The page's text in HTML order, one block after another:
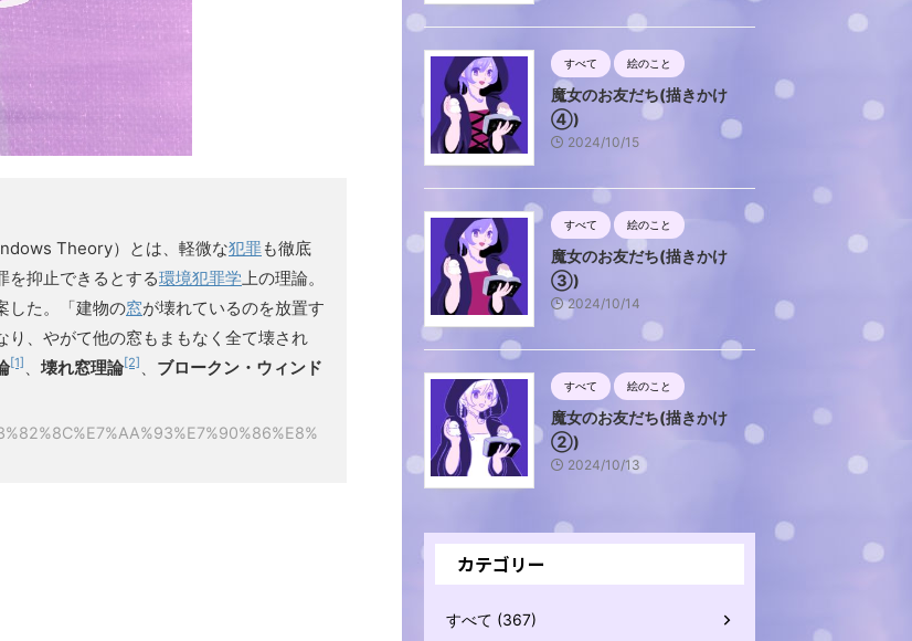
Theory）とは、軽微な犯罪も徹底
を抑止できるとする環境犯罪学上の理論。
した。「建物の窓が壊れているのを放置す
り、やがて他の窓もまもなく全て壊され
[1] 、 壊れ窓理論[2] 、 ブロークン・ウィンド
すべて 絵のこと
魔女のお友だち(描きかけ
④)
2024/10/15
すべて 絵のこと
魔女のお友だち(描きかけ
③)
2024/10/14
すべて 絵のこと
魔女のお友だち(描きかけ
②)
2024/10/13
カテゴリー
すべて (367)